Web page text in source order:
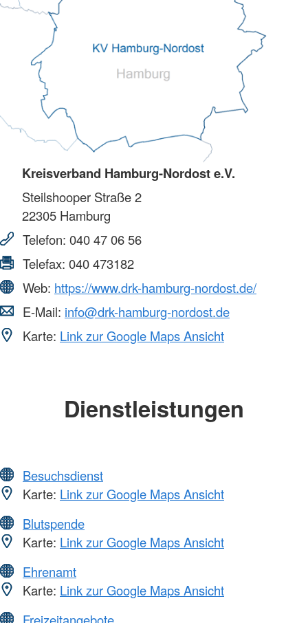
Kreisverband Hamburg-Nordost e.V.
Steilshooper Straße 2
22305 Hamburg
Telefon: 040 47 06 56
Telefax: 040 473182
Web: https://www.drk-hamburg-nordost.de/
E-Mail: info@drk-hamburg-nordost.de
Karte: Link zur Google Maps Ansicht
Dienstleistungen
Besuchsdienst
Karte: Link zur Google Maps Ansicht
Blutspende
Karte: Link zur Google Maps Ansicht
Ehrenamt
Karte: Link zur Google Maps Ansicht
Freizeitangebote